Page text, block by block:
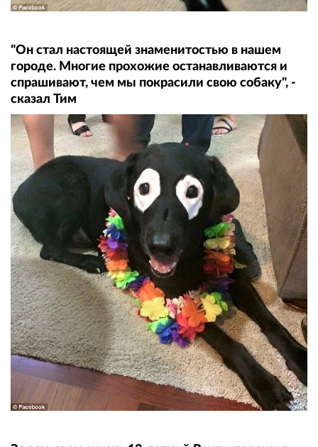
"Он стал настоящей знаменитостью в нашем
городе. Многие прохожие останавливаются и
спрашивают, чем мы покрасили свою собаку", -
сказал Тим